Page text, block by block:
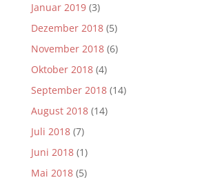
Januar 2019(3)
Dezember 2018(5)
November 2018(6)
Oktober 2018(4)
September 2018(14)
August 2018(14)
Juli 2018(7)
Juni 2018(1)
Mai 2018(5)